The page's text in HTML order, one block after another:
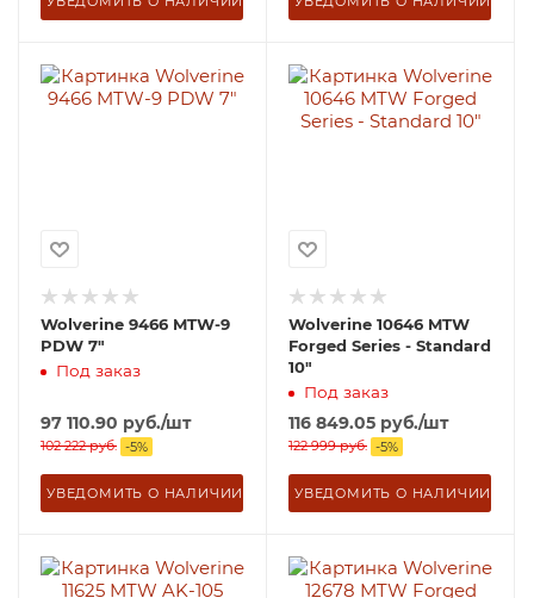
Wolverine 9466 MTW-9
PDW 7"
Под заказ
97 110.90 руб./шт
102 222руб. -5%
УВЕДОМИТЬ О НАЛИЧИИ
Wolverine 10646 MTW
Forged Series - Standard
10"
Под заказ
116 849.05 руб./шт
122 999руб. -5%
УВЕДОМИТЬ О НАЛИЧИИ